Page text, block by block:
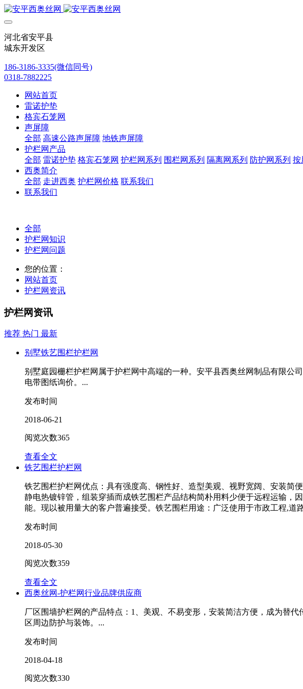
河北省安平县
城东开发区
186-3186-3335(微信同号)
0318-7882225
网站首页
雷诺护垫
格宾石笼网
声屏障
全部 高速公路声屏障 地铁声屏障
护栏网产品
全部 雷诺护垫 格宾石笼网 护栏网系列 围栏网系列 隔离网系列 防护网系列 按
西奥简介
全部 走进西奥 护栏网价格 联系我们
联系我们
全部
护栏网知识
护栏网问题
您的位置：
网站首页
护栏网资讯
护栏网资讯
推荐 热门 最新
别墅铁艺围栏护栏网
别墅庭园栅栏护栏网属于护栏网中高端的一种。安平县西奥丝网制品有限
电带图纸询价。...
发布时间
2018-06-21
阅览次数365
查看全文
铁艺围栏护栏网
铁艺围栏护栏网优点：具有强度高、钢性好、造型美观、视野宽阔、安装简
静电热镀锌管，组装穿插而成铁艺围栏产品结构简朴用料少便于远程运输，
能。现以被用量大的客户普遍接受。铁艺围栏用途：广泛使用于市政工程,道
发布时间
2018-05-30
阅览次数359
查看全文
西奥丝网-护栏网行业品牌供应商
厂区围墙护栏网的产品特点：1、美观、不易变形，安装简洁方便，成为替
区周边防护与装饰。...
发布时间
2018-04-18
阅览次数330